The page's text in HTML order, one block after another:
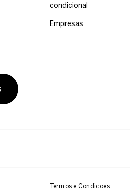
condicional
Empresas
Termos e Condições